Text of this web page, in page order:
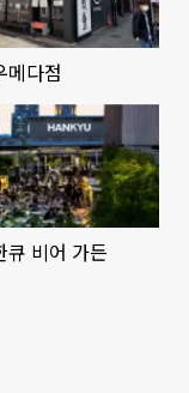
메다점
큐 비어 가든